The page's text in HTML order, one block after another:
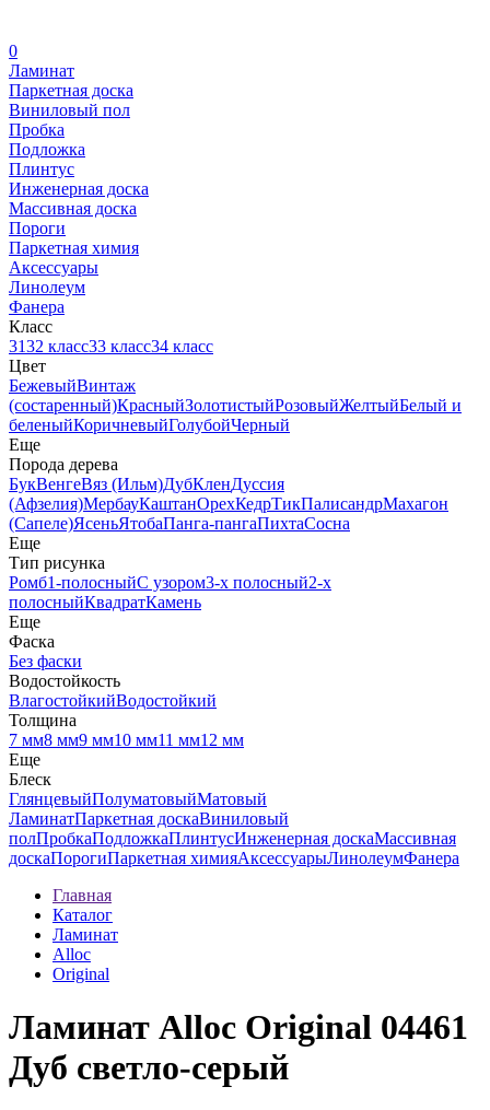
0
Ламинат
Паркетная доска
Виниловый пол
Пробка
Подложка
Плинтус
Инженерная доска
Массивная доска
Пороги
Паркетная химия
Аксессуары
Линолеум
Фанера
Класс
3132 класс33 класс34 класс
Цвет
БежевыйВинтаж
(состаренный)КрасныйЗолотистыйРозовыйЖелтыйБелый и
беленыйКоричневыйГолубойЧерный
Еще
Порода дерева
БукВенгеВяз (Ильм)ДубКленДуссия
(Афзелия)МербауКаштанОрехКедрТикПалисандрМахагон
(Сапеле)ЯсеньЯтобаПанга-пангаПихтаСосна
Еще
Тип рисунка
Ромб1-полосныйС узором3-х полосный2-х
полосныйКвадратКамень
Еще
Фаска
Без фаски
Водостойкость
ВлагостойкийВодостойкий
Толщина
7 мм8 мм9 мм10 мм11 мм12 мм
Еще
Блеск
ГлянцевыйПолуматовыйМатовый
ЛаминатПаркетная доскаВиниловый
полПробкаПодложкаПлинтусИнженерная доскаМассивная
доскаПорогиПаркетная химияАксессуарыЛинолеумФанера
Главная
Каталог
Ламинат
Alloc
Original
Ламинат Alloc Original 04461
Дуб светло-серый